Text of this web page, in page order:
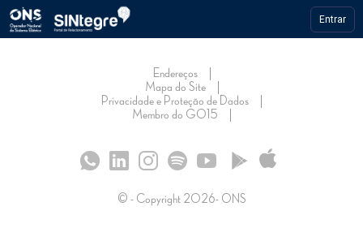
Entrar
Endereços
Mapa do Site
Privacidade e Proteção de Dados
Membro do GO15
© - Copyright 2026- ONS